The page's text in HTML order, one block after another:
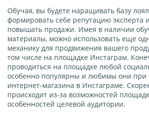
Обучая, вы будете наращивать базу
формировать себе репутацию эксперта
повышать продажи. Имея в наличии
материалы, можно использовать еще
механику для продвижения вашего
том числе на площадке Инстаграм.
проводиться на площадке любой
особенно популярны и любимы они при
интернет-магазина в Инстаграме.
происходит из-за возможностей
особенностей целевой аудитории.